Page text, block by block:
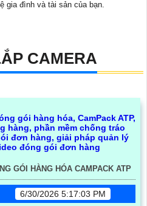
gia đình và tài sản của bạn.
CAMERA
GÓI HÀNG HÓA CAMPACK ATP
6/30/2026 5:17:03 PM